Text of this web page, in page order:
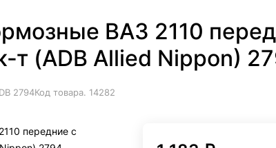
ВАЗ 2110
т (ADB Allied Nippon)
2794Код товара. 14282
передние с